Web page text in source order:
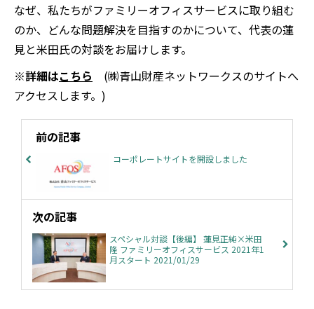
なぜ、私たちがファミリーオフィスサービスに取り組む
のか、どんな問題解決を目指すのかについて、代表の蓮
見と米田氏の対談をお届けします。
※詳細はこちら (㈱青山財産ネットワークスのサイトへ
アクセスします。)
前の記事
コーポレートサイトを開設しました
次の記事
スペシャル対談【後編】 蓮見正純×米田
隆 ファミリーオフィスサービス 2021年1
月スタート 2021/01/29